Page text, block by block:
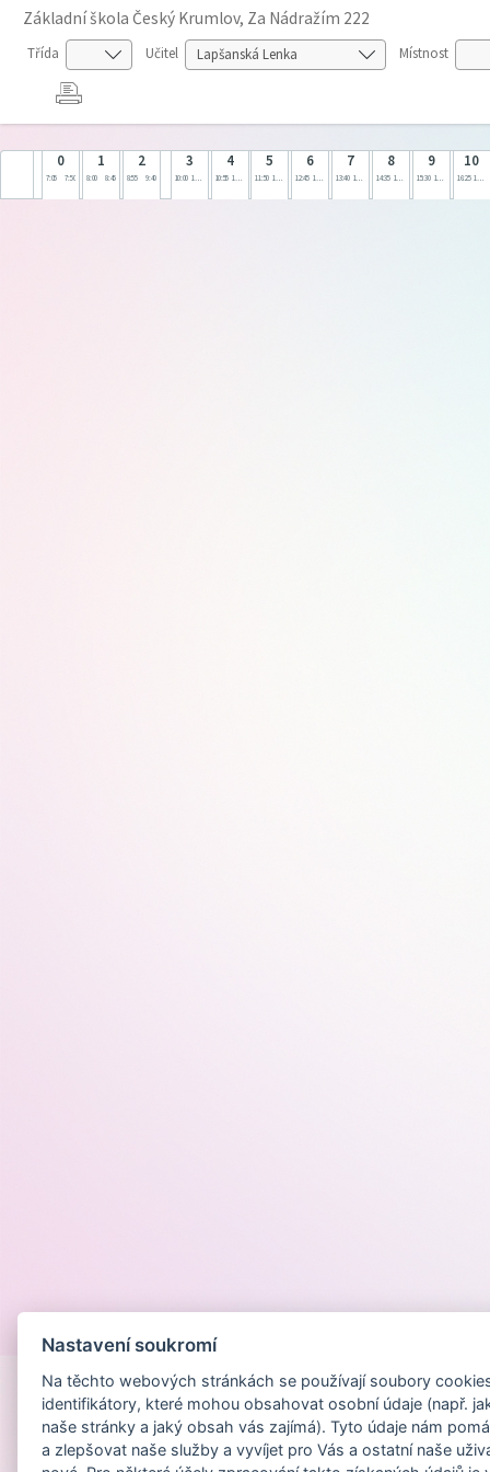
Základní škola Český Krumlov, Za Nádražím 222
Třída Učitel Místnost
0
7:05 7:50
1
8:00 8:45
2
8:55 9:40
3
10:00 10:45
4
10:55 11:40
5
11:50 12:35
6
12:45 13:30
7
13:40 14:25
8
14:35 15:20
9
15:30 16:15
10
16:25 17:10
Nastavení soukromí
Na těchto webových stránkách se používají soubory
identifikátory, které mohou obsahovat osobní údaje (např.
naše stránky a jaký obsah vás zajímá). Tyto údaje nám
a zlepšovat naše služby a vyvíjet pro Vás a ostatní naše